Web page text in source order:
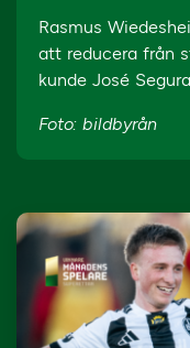
Rasmus
att reducera från
kunde José
Foto: bildbyrån